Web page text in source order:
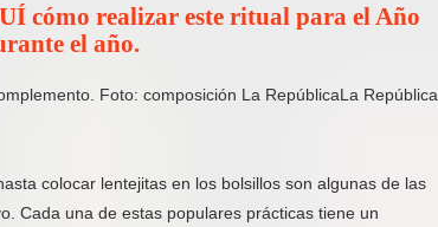
cómo realizar este ritual para el Año
el año.
Foto: composición La RepúblicaLa República
colocar lentejitas en los bolsillos son algunas de las
Cada una de estas populares prácticas tiene un